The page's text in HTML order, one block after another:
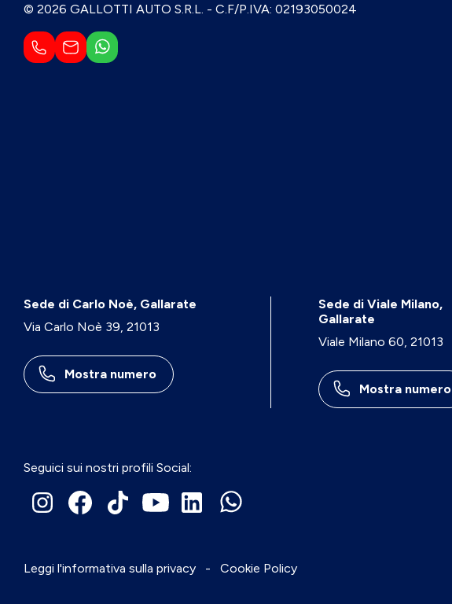
© 2026 GALLOTTI AUTO S.R.L. - C.F/P.IVA: 02193050024
Sede di Carlo Noè, Gallarate
Via Carlo Noè 39, 21013
Mostra numero
Sede di Viale Milano,
Gallarate
Viale Milano 60, 21013
Mostra numero
Seguici sui nostri profili Social:
Leggi l'informativa sulla privacy - Cookie Policy